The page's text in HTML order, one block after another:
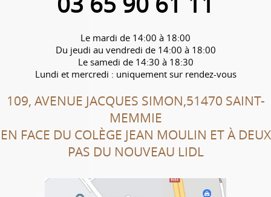
Le mardi de 14:00 à 18:00
Du jeudi au vendredi de 14:00 à 18:00
Le samedi de 14:30 à 18:30
Lundi et mercredi : uniquement sur rendez-vous
109, AVENUE JACQUES SIMON,51470 SAINT-
MEMMIE
EN FACE DU COLÈGE JEAN MOULIN ET À DEUX
PAS DU NOUVEAU LIDL